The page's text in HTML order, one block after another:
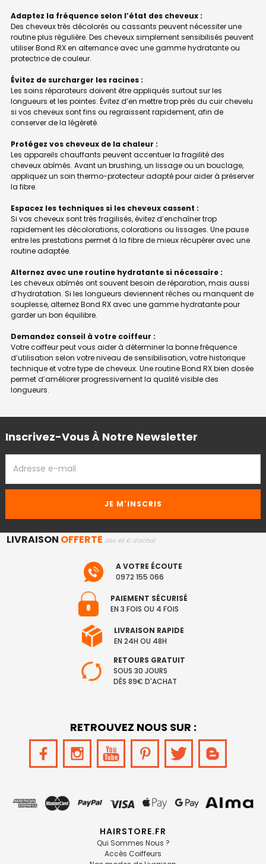
Adaptez la fréquence selon l’état des cheveux :
Des cheveux très décolorés ou cassants peuvent nécessiter une
routine plus régulière. Des cheveux simplement sensibilisés peuvent
utiliser Bond RX en alternance avec une gamme hydratante ou
protectrice de couleur.
Évitez de surcharger les racines :
Les soins réparateurs doivent être appliqués surtout sur les
longueurs et les pointes. Évitez d’en mettre trop près du cuir chevelu
si vos cheveux sont fins ou regraissent rapidement, afin de
conserver de la légèreté.
Protégez vos cheveux de la chaleur :
Les appareils chauffants peuvent accentuer la fragilité des
cheveux abîmés. Avant un brushing, un lissage ou un bouclage,
appliquez un soin thermo-protecteur adapté pour aider à préserver
la fibre.
Espacez les techniques si les cheveux cassent :
Si vos cheveux sont très fragilisés, évitez d’enchaîner trop
rapidement les décolorations, colorations ou lissages. Une pause
entre les prestations permet à la fibre de mieux récupérer avec une
routine adaptée.
Alternez avec une routine hydratante si nécessaire :
Les cheveux abîmés ont souvent besoin de réparation, mais aussi
d’hydratation. Si les longueurs deviennent rêches ou manquent de
souplesse, alternez Bond RX avec une gamme hydratante pour
garder un bon équilibre.
Demandez conseil à votre coiffeur :
Votre coiffeur peut vous aider à déterminer la bonne fréquence
d’utilisation selon votre niveau de sensibilisation, votre historique
technique et votre type de cheveux. Une routine Bond RX bien dosée
permet d’améliorer progressivement la qualité visible des
longueurs.
Inscrivez-Vous À Notre Newsletter
EMAIL
LIVRAISON OFFERTE dès 49 € d'achat
A VOTRE ÉCOUTE
0972 155 066
PAIEMENT SÉCURISÉ
EN 3 FOIS OU 4 FOIS
LIVRAISON RAPIDE
EN 24H OU 48H
RETOURS GRATUIT
SOUS 30 JOURS
DÈS 89€ D'ACHAT
RETROUVEZ NOUS SUR :
HAIRSTORE.FR
Qui Sommes Nous ?
Accès Coiffeurs